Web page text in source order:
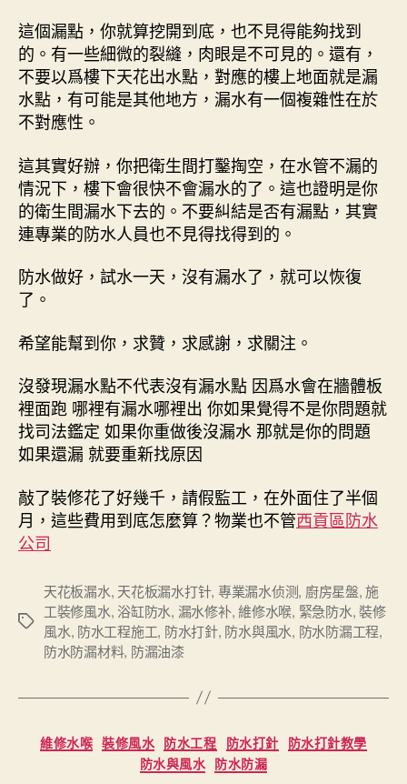
這個漏點，你就算挖開到底，也不見得能夠找到
的。有一些細微的裂縫，肉眼是不可見的。還有，
不要以爲樓下天花出水點，對應的樓上地面就是漏
水點，有可能是其他地方，漏水有一個複雜性在於
不對應性。
這其實好辦，你把衛生間打鑿掏空，在水管不漏的
情況下，樓下會很快不會漏水的了。這也證明是你
的衛生間漏水下去的。不要糾結是否有漏點，其實
連專業的防水人員也不見得找得到的。
防水做好，試水一天，沒有漏水了，就可以恢復
了。
希望能幫到你，求贊，求感謝，求關注。
沒發現漏水點不代表沒有漏水點 因爲水會在牆體板
裡面跑 哪裡有漏水哪裡出 你如果覺得不是你問題就
找司法鑑定 如果你重做後沒漏水 那就是你的問題
如果還漏 就要重新找原因
敲了裝修花了好幾千，請假監工，在外面住了半個
月，這些費用到底怎麼算？物業也不管西貢區防水
公司
Tags
天花板漏水, 天花板漏水打针, 專業漏水侦测, 廚房星盤,施
工裝修風水, 浴缸防水, 漏水修补,維修水喉, 緊急防水,裝修
風水, 防水工程施工, 防水打針, 防水與風水, 防水防漏工程,
防水防漏材料, 防漏油漆
Categories
維修水喉 裝修風水 防水工程 防水打針 防水打針教學
防水與風水 防水防漏